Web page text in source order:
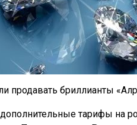
продавать бриллианты
тарифы на